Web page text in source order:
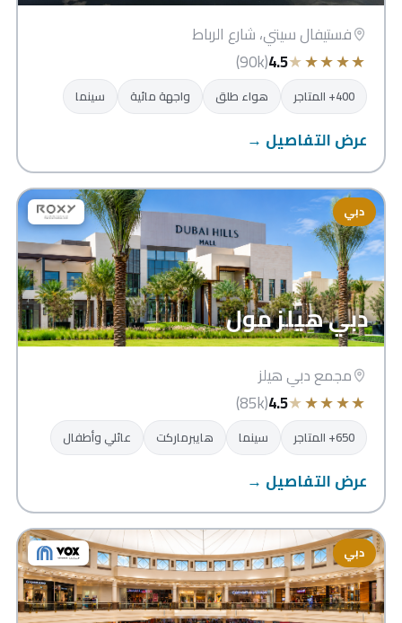
فستيفال سيتي، شارع الرباط
★
★
★
★
★
4.5
(90k)
400+ المتاجر هواء طلق واجهة مائية سينما
عرض التفاصيل →
دبي
دبي هيلز مول
مجمع دبي هيلز
★
★
★
★
★
4.5
(85k)
650+ المتاجر سينما هايبرماركت عائلي وأطفال
عرض التفاصيل →
دبي